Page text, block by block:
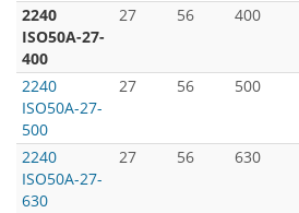
2240
ISO50A-27-
400
27 56 400
2240
ISO50A-27-
500
27 56 500
2240
ISO50A-27-
630
27 56 630